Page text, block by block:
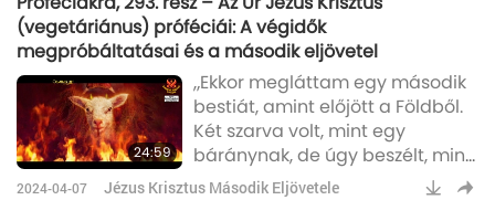
gyanútlan népet - mindannyian
falak, kapuk és rácsok nélkül
élnek. Rabolni és fosztogatni
fogok, és kezemet a letelepített
romok és a nemzetekből
összegyűjtött, javakban [...]
gazdag, az ország közepén
(vegetáriánus) próféciái: A végidők
megpróbáltatásai és a második eljövetel
24:59
„Ekkor megláttam egy második
bestiát, amint előjött a Földből.
Két szarva volt, mint egy
báránynak, de úgy beszélt, mint
egy sárkány.”
2024-04-07 Jézus Krisztus Második Eljövetele